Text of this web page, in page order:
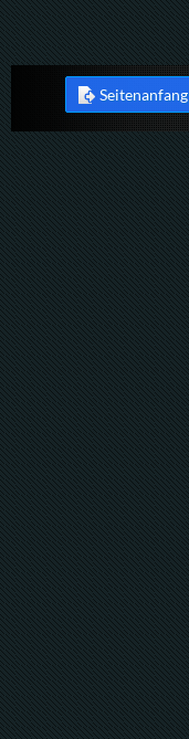
Seitenanfang